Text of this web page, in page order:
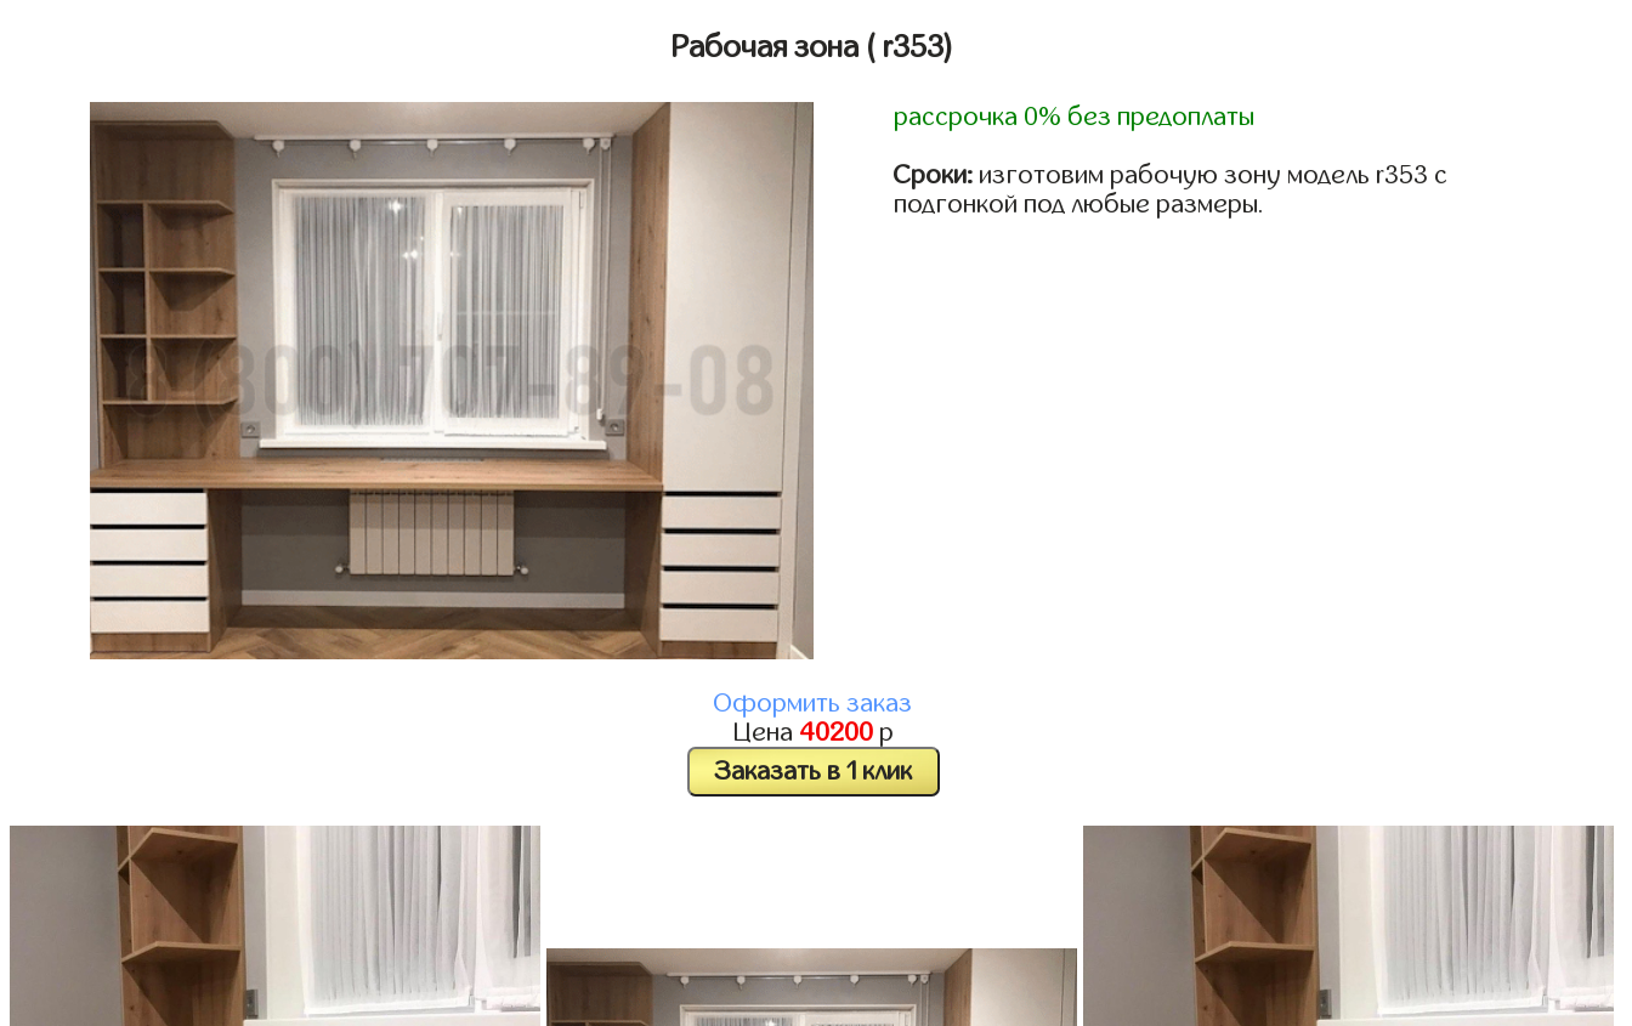
Рабочая зона ( r353)
рассрочка 0% без предоплаты
Сроки: изготовим рабочую зону модель r353 с
подгонкой под любые размеры.
Оформить заказ
Цена 40200р
Заказать в 1 клик